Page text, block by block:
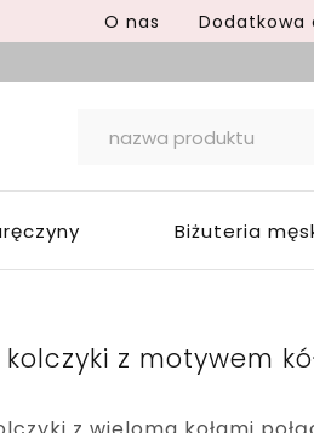
O nas Dodatkowa
Biżuteria
z motywem